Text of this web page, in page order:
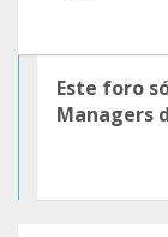
Este foro
Managers